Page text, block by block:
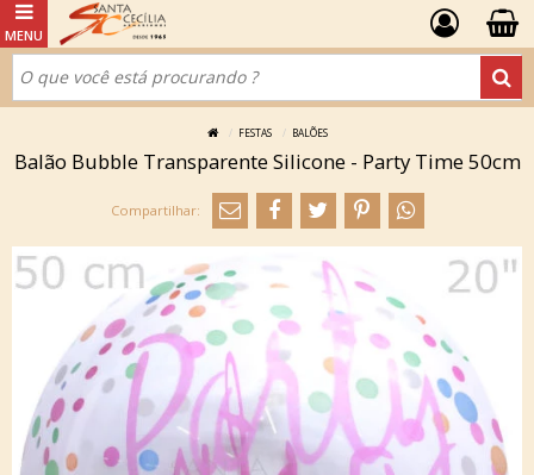
FESTAS BALÕES
Balão Bubble Transparente Silicone - Party Time 50cm